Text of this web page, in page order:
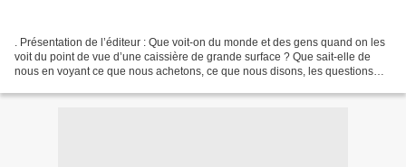
. Présentation de l’éditeur : Que voit-on du monde et des gens quand on les
voit du point de vue d’une caissière de grande surface ? Que sait-elle de
nous en voyant ce que nous achetons, ce que nous disons, les questions